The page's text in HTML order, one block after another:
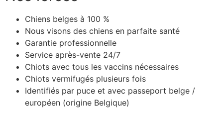
Chiens belges à 100 %
Nous visons des chiens en parfaite santé
Garantie professionnelle
Service après-vente 24/7
Chiots avec tous les vaccins nécessaires
Chiots vermifugés plusieurs fois
Identifiés par puce et avec passeport belge /
européen (origine Belgique)